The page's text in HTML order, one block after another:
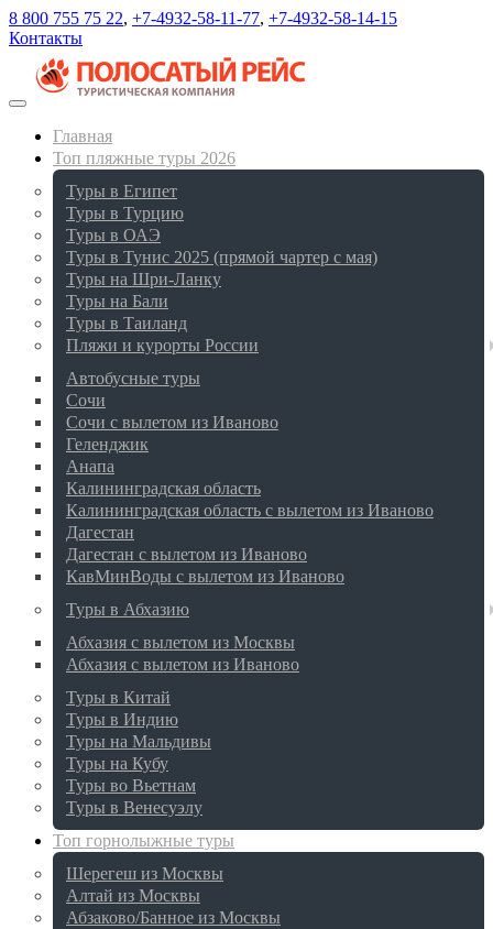
8 800 755 75 22, +7-4932-58-11-77, +7-4932-58-14-15
Контакты
Главная
Топ пляжные туры 2026
Туры в Египет
Туры в Турцию
Туры в ОАЭ
Туры в Тунис 2025 (прямой чартер с мая)
Туры на Шри-Ланку
Туры на Бали
Туры в Таиланд
Пляжи и курорты России
Автобусные туры
Сочи
Сочи с вылетом из Иваново
Геленджик
Анапа
Калининградская область
Калининградская область с вылетом из Иваново
Дагестан
Дагестан с вылетом из Иваново
КавМинВоды с вылетом из Иваново
Туры в Абхазию
Абхазия с вылетом из Москвы
Абхазия с вылетом из Иваново
Туры в Китай
Туры в Индию
Туры на Мальдивы
Туры на Кубу
Туры во Вьетнам
Туры в Венесуэлу
Топ горнолыжные туры
Шерегеш из Москвы
Алтай из Москвы
Абзаково/Банное из Москвы